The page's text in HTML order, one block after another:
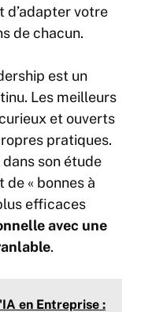
d’adapter votre
de chacun.
est un
Les meilleurs
et ouverts
pratiques.
son étude
« bonnes à
efficaces
avec une
.
en Entreprise :